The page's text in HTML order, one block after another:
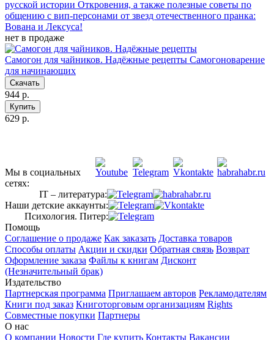
русской истории Откровения, а также полезные советы по
общению с вип-персонами от звезд отечественного пранка:
Вована и Лексуса!
нет в продаже
Самогон для чайников. Надёжные рецепты Самогоноварение
для начинающих
Скачать
944 р.
Купить
629 р.
Мы в социальных
сетях:
IT – литература:
Наши детские аккаунты:
Психология. Питер:
Помощь
Соглашение о продаже Как заказать Доставка товаров
Способы оплаты Акции и скидки Обратная связь Возврат
Оформление заказа Файлы к книгам Дисконт
(Незначительный брак)
Издательство
Партнерская программа Приглашаем авторов Рекламодателям
Книги под заказ Книготорговым организациям Rights
Совместные покупки Партнеры
О нас
О компании Новости Где купить Контакты Вакансии